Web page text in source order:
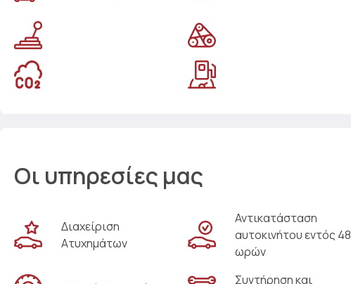
Οι υπηρεσίες μας
Διαχείριση
Ατυχημάτων
Αντικατάσταση
αυτοκινήτου εντός 48
ωρών
Συντήρηση και